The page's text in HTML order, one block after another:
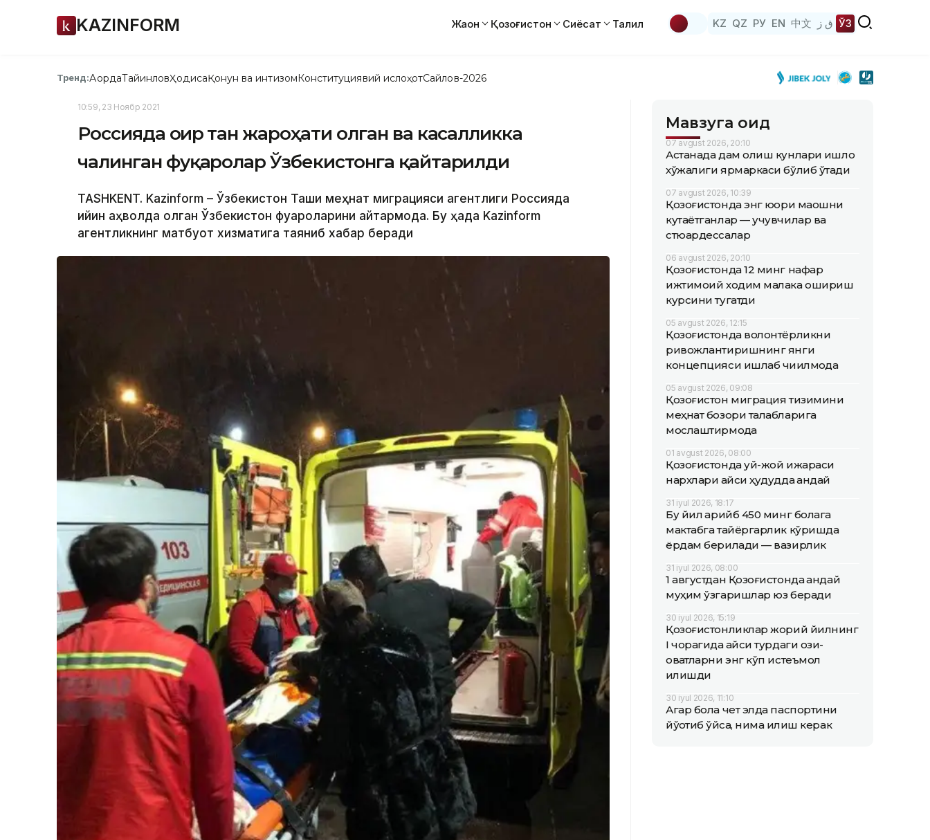
KAZINFORM Жаҳон Қозоғистон Сиёсат Таҳлил KZ QZ РУ EN 中文 ق ز ЎЗ
Тренд:АқордаТайинловҲодисаҚонун ва интизомКонституциявий ислоҳотСайлов-2026
10:59, 23 Ноябр 2021
Россияда оғир тан жароҳати олган ва касалликка
чалинган фуқаролар Ўзбекистонга қайтарилди
TASHKENT. Kazinform – Ўзбекистон Ташқи меҳнат миграцияси агентлиги Россияда
қийин аҳволда қолган Ўзбекистон фуқароларини қайтармоқда. Бу ҳақда Kazinform
агентликнинг матбуот хизматига таяниб хабар беради
Мавзуга оид
07 avgust 2026, 20:10
Астанада дам олиш кунлари қишлоқ
хўжалиги ярмаркаси бўлиб ўтади
07 avgust 2026, 10:39
Қозоғистонда энг юқори маошни
кутаётганлар — учувчилар ва
стюардессалар
06 avgust 2026, 20:10
Қозоғистонда 12 минг нафар
ижтимоий ходим малака ошириш
курсини тугатди
05 avgust 2026, 12:15
Қозоғистонда волонтёрликни
ривожлантиришнинг янги
концепцияси ишлаб чиқилмоқда
05 avgust 2026, 09:08
Қозоғистон миграция тизимини
меҳнат бозори талабларига
мослаштирмоқда
01 avgust 2026, 08:00
Қозоғистонда уй-жой ижараси
нархлари қайси ҳудудда қандай
31 iyul 2026, 18:17
Бу йил қарийб 450 минг болага
мактабга тайёргарлик кўришда
ёрдам берилади — вазирлик
31 iyul 2026, 08:00
1 августдан Қозоғистонда қандай
муҳим ўзгаришлар юз беради
30 iyul 2026, 15:19
Қозоғистонликлар жорий йилнинг
I чорагида қайси турдаги озиқ-
овқатларни энг кўп истеъмол
қилишди
30 iyul 2026, 11:10
Агар бола чет элда паспортини
йўқотиб қўйса, нима қилиш керак